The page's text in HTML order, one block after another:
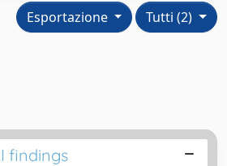
Tutti (2)
Esportazione
findings